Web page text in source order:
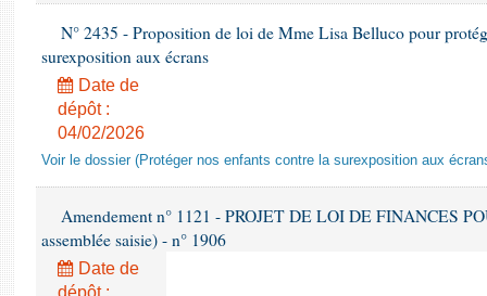
N° 2435 - Proposition de loi de Mme Lisa Belluco pour
surexposition aux écrans
Date de
dépôt :
04/02/2026
Voir le dossier (Protéger nos enfants contre la surexposition aux
Amendement n° 1121 - PROJET DE LOI DE FINANCES
assemblée saisie) - n° 1906
Date de
dépôt :